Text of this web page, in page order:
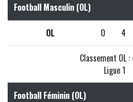
Football Masculin (OL)
OL 0 4
Classement OL
Ligue 1
Football Féminin (OL)